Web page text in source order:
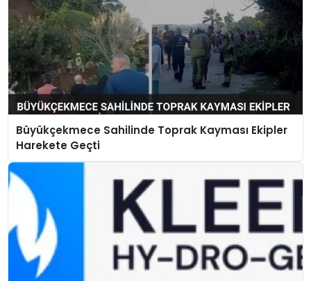
Büyükçekmece Sahilinde Toprak Kayması Ekipler
Harekete Geçti